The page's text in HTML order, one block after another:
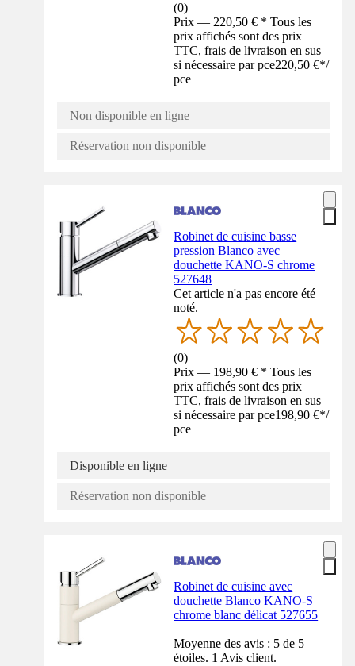
(0)
Prix — 220,50 € * Tous les
prix affichés sont des prix
TTC, frais de livraison en sus
si nécessaire par pce220,50 €*/
pce
Non disponible en ligne
Réservation non disponible
Robinet de cuisine basse
pression Blanco avec
douchette KANO-S chrome
527648
Cet article n'a pas encore été
noté.
(0)
Prix — 198,90 € * Tous les
prix affichés sont des prix
TTC, frais de livraison en sus
si nécessaire par pce198,90 €*/
pce
Disponible en ligne
Réservation non disponible
Robinet de cuisine avec
douchette Blanco KANO-S
chrome blanc délicat 527655
Moyenne des avis : 5 de 5
étoiles. 1 Avis client.